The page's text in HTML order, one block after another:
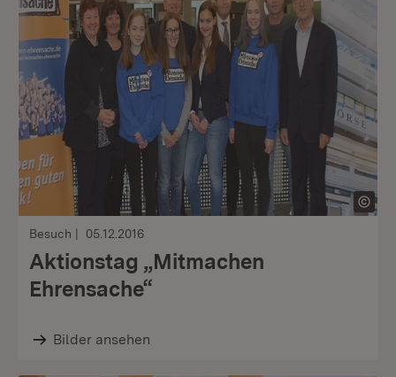
Besuch 05.12.2016
Aktionstag „Mitmachen
Ehrensache“
Bilder ansehen